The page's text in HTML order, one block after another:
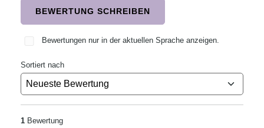
BEWERTUNG SCHREIBEN
Bewertungen nur in der aktuellen Sprache anzeigen.
Sortiert nach
1 Bewertung